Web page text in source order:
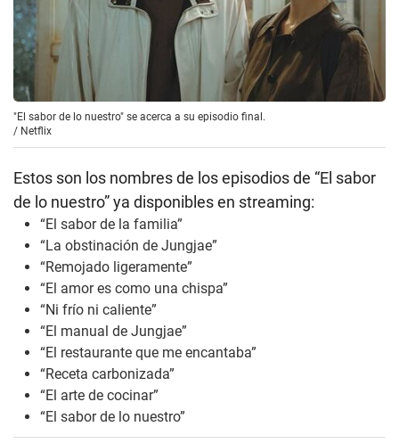
"El sabor de lo nuestro" se acerca a su episodio final.
/ Netflix
Estos son los nombres de los episodios de “El sabor
de lo nuestro” ya disponibles en streaming:
“El sabor de la familia”
“La obstinación de Jungjae”
“Remojado ligeramente”
“El amor es como una chispa”
“Ni frío ni caliente”
“El manual de Jungjae”
“El restaurante que me encantaba”
“Receta carbonizada”
“El arte de cocinar”
“El sabor de lo nuestro”